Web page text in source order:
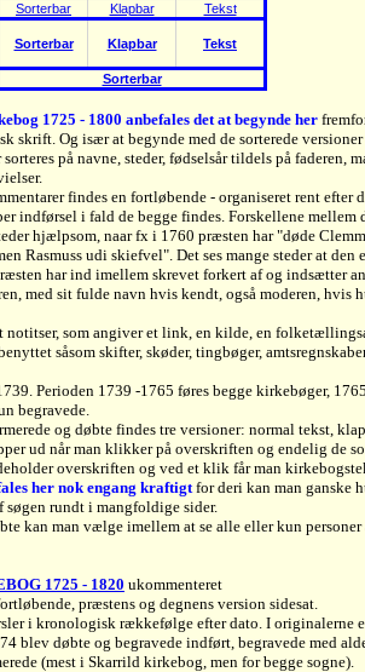
Sorterbar Klapbar Tekst
Sorterbar Klapbar Tekst
Sorterbar
1725 - 1800 anbefales det at begynde her
skrift. Og især at begynde med de sorterede
på navne, steder, fødselsår tildels på faderen,
findes en fortløbende - organiseret rent efter
indførsel i fald de begge findes. Forskellene mellem
hjælpsom, naar fx i 1760 præsten har "døde
Rasmuss udi skiefvel". Det ses mange steder at den
har ind imellem skrevet forkert af og indsætter
med sit fulde navn hvis kendt, også moderen, hvis
notitser, som angiver et link, en kilde, en
såsom skifter, skøder, tingbøger,
Perioden 1739 -1765 føres begge kirkebøger,
begravede.
og døbte findes tre versioner: normal tekst,
ud når man klikker på overskriften og endelig de
overskriften og ved et klik får man
her nok engang kraftigtfor deri kan man ganske
søgen rundt i mangfoldige sider.
kan man vælge imellem at se alle eller kun
1725 - 1820 ukommenteret
præstens og degnens version sidesat.
i kronologisk rækkefølge efter dato. I originalerne
blev døbte og begravede indført, begravede med
(mest i Skarrild kirkebog, men for begge sogne).